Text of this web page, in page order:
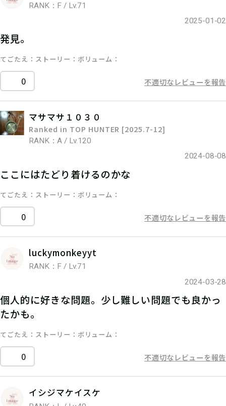
RANK：F / Lv.71
2025-01-02
発見。
てごたえ ストーリー ボリューム
0 不適切なレビューを報告
マサマサ１０３０
Ranked in TOP HUNTER [2025.7-12]
RANK：A / Lv.120
2024-08-08
ここにはたどり着けるのかな
てごたえ ストーリー ボリューム
0 不適切なレビューを報告
luckymonkeyyt
RANK：F / Lv.71
2024-03-28
個人的に好きな問題。少し難しい問題でも良かっ
たかも。
てごたえ ストーリー ボリューム
0 不適切なレビューを報告
イシジマケイスケ